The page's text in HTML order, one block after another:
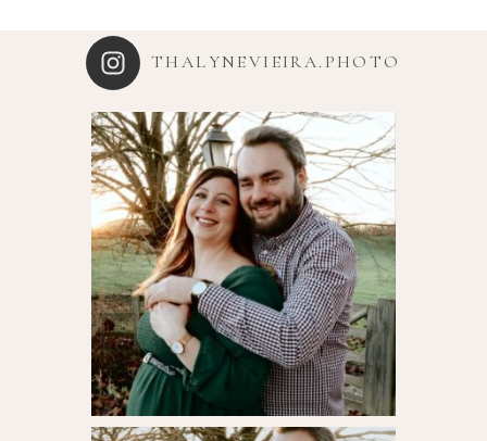
THALYNEVIEIRA.PHOTO